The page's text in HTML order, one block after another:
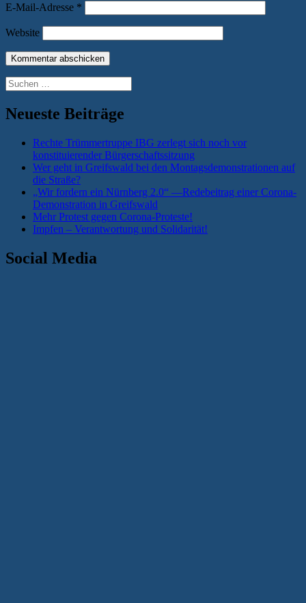
E-Mail-Adresse *
Website
Suchen
nach:
Neueste Beiträge
Rechte Trümmertruppe IBG zerlegt sich noch vor
konstituierender Bürgerschaftssitzung
Wer geht in Greifswald bei den Montagsdemonstrationen auf
die Straße?
„Wir fordern ein Nürnberg 2.0“ —Redebeitrag einer Corona-
Demonstration in Greifswald
Mehr Protest gegen Corona-Proteste!
Impfen – Verantwortung und Solidarität!
Social Media